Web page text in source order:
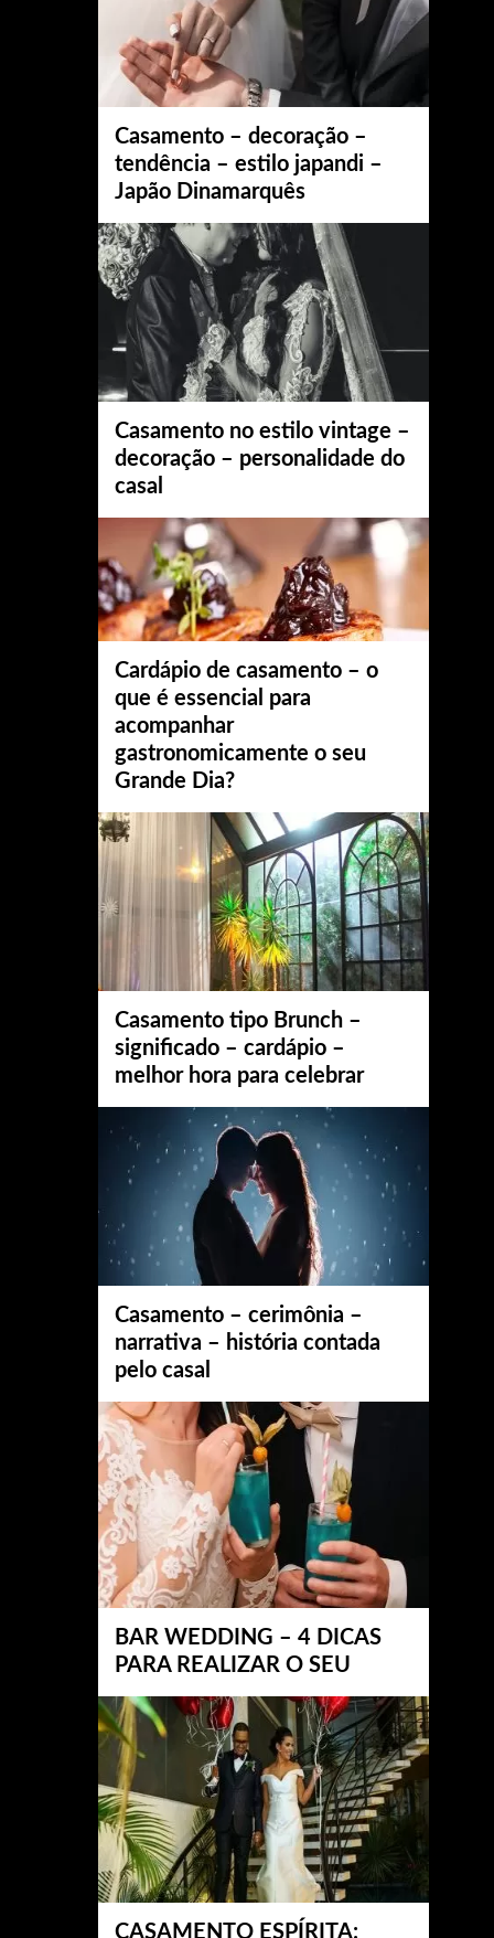
Casamento – decoração –
tendência – estilo japandi –
Japão Dinamarquês
Casamento no estilo vintage –
decoração – personalidade do
casal
Cardápio de casamento – o
que é essencial para
acompanhar
gastronomicamente o seu
Grande Dia?
Casamento tipo Brunch –
significado – cardápio –
melhor hora para celebrar
Casamento – cerimônia –
narrativa – história contada
pelo casal
BAR WEDDING – 4 DICAS
PARA REALIZAR O SEU
CASAMENTO ESPÍRITA: